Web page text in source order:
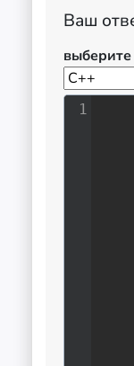
Ваш
1